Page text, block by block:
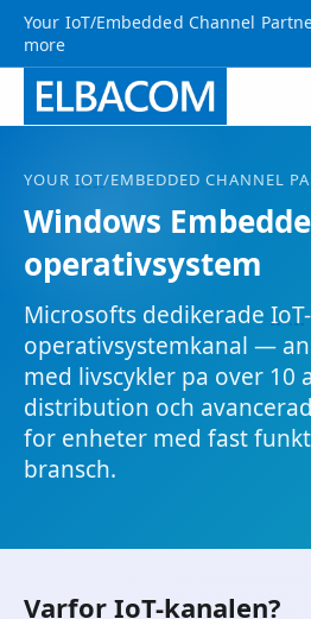
Your IoT/Embedded Channel
more
YOUR IOT/EMBEDDED CHANNEL
Windows
operativsystem
Microsofts dedikerade IoT-
operativsystemkanal —
med livscykler pa over 10
distribution och
for enheter med fast
bransch.
Varfor IoT-kanalen?